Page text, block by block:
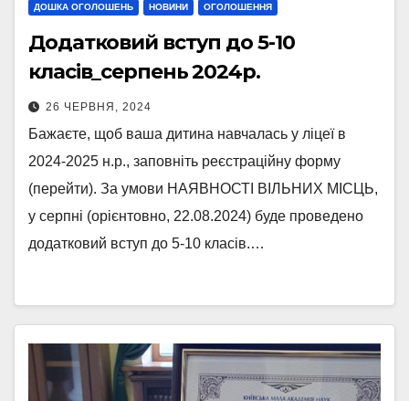
ДОШКА ОГОЛОШЕНЬ НОВИНИ ОГОЛОШЕННЯ
Додатковий вступ до 5-10
класів_серпень 2024р.
26 ЧЕРВНЯ, 2024
Бажаєте, щоб ваша дитина навчалась у ліцеї в
2024-2025 н.р., заповніть реєстраційну форму
(перейти). За умови НАЯВНОСТІ ВІЛЬНИХ МІСЦЬ,
у серпні (орієнтовно, 22.08.2024) буде проведено
додатковий вступ до 5-10 класів.…